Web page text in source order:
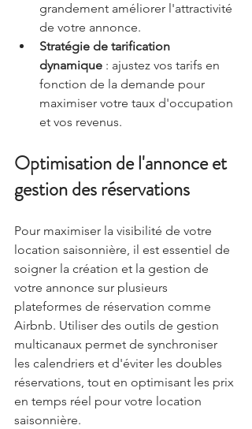
grandement améliorer l'attractivité
de votre annonce.
Stratégie de tarification
dynamique : ajustez vos tarifs en
fonction de la demande pour
maximiser votre taux d'occupation
et vos revenus.
Optimisation de l'annonce et
gestion des réservations
Pour maximiser la visibilité de votre
location saisonnière, il est essentiel de
soigner la création et la gestion de
votre annonce sur plusieurs
plateformes de réservation comme
Airbnb. Utiliser des outils de gestion
multicanaux permet de synchroniser
les calendriers et d'éviter les doubles
réservations, tout en optimisant les prix
en temps réel pour votre location
saisonnière.